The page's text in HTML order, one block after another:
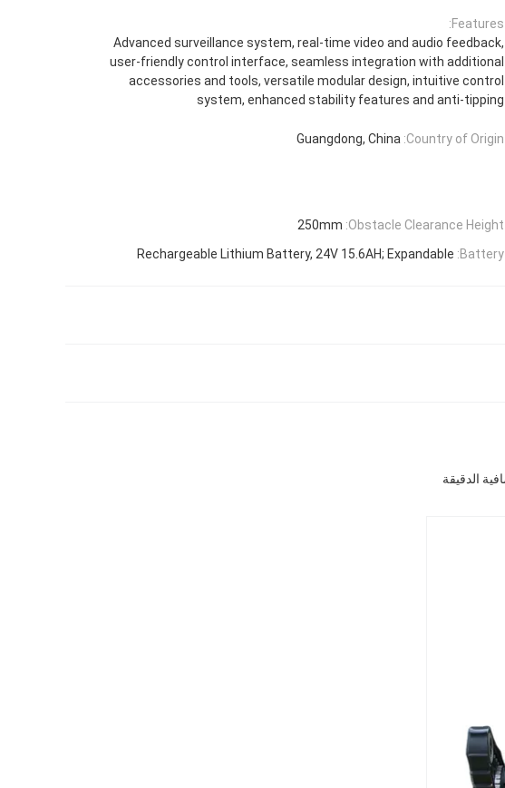
Features:
Advanced surveillance system, real-time video and audio feedback,
user-friendly control interface, seamless integration with additional
accessories and tools, versatile modular design, intuitive control
system, enhanced stability features and anti-tipping
Country of Origin:
Guangdong, China
Obstacle Clearance Height:
250mm
Battery:
Rechargeable Lithium Battery, 24V 15.6AH; Expandable